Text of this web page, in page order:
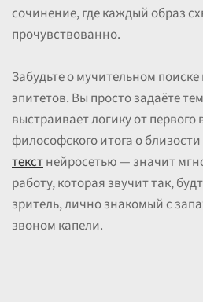
сочинение, где каждый образ
прочувствованно.
Забудьте о мучительном
эпитетов. Вы просто задаёте
выстраивает логику от первого
философского итога о
текстнейросетью — значит
работу, которая звучит так,
зритель, лично знакомый с
звоном капели.